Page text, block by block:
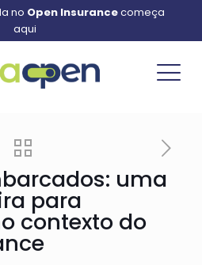
no Open Insurancecomeça
aqui
uma
para
contexto do